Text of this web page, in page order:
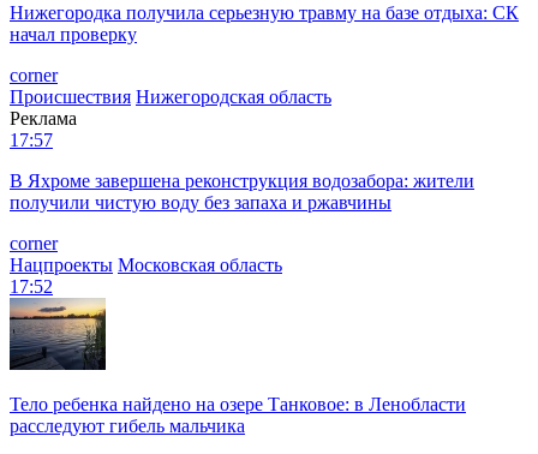
Нижегородка получила серьезную травму на базе отдыха: СК
начал проверку
corner
Происшествия Нижегородская область
Реклама
17:57
В Яхроме завершена реконструкция водозабора: жители
получили чистую воду без запаха и ржавчины
corner
Нацпроекты Московская область
17:52
Тело ребенка найдено на озере Танковое: в Ленобласти
расследуют гибель мальчика